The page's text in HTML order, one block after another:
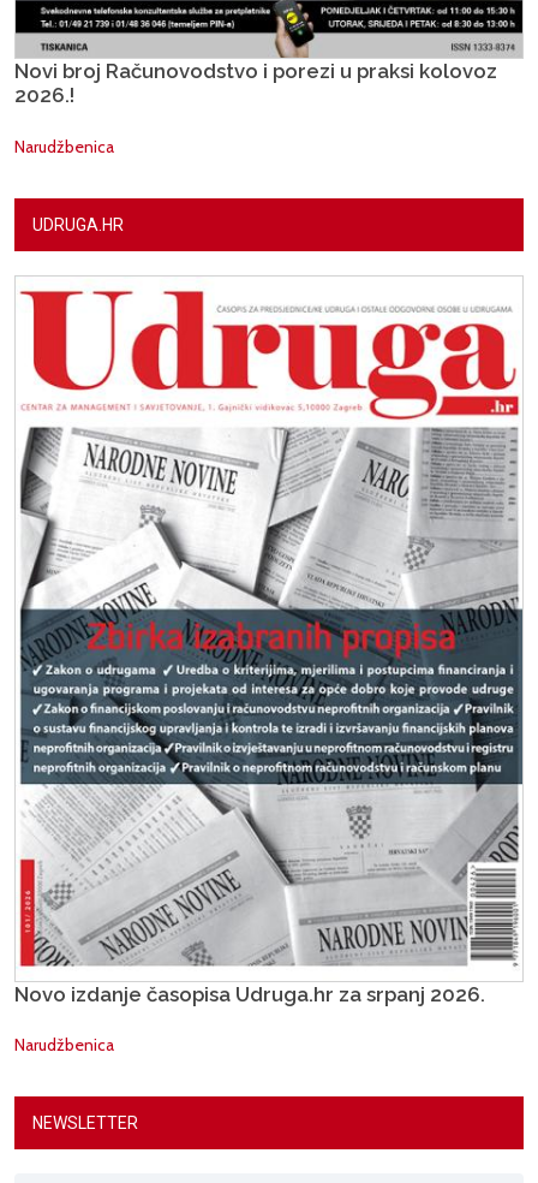
Novi broj Računovodstvo i porezi u praksi kolovoz
2026.!
Narudžbenica
UDRUGA.HR
Novo izdanje časopisa Udruga.hr za srpanj 2026.
Narudžbenica
NEWSLETTER